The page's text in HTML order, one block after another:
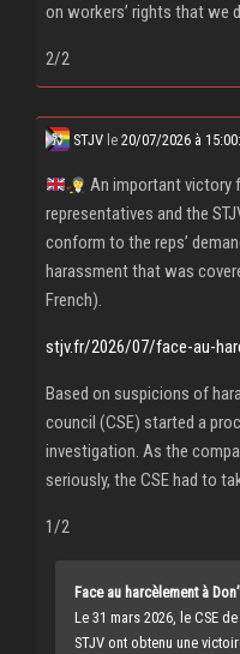
on workers’ rights that we
2/2
STJV le 20/07/2026 à
An important victory
representatives and the
conform to the reps’
harassment that was
French).
stjv.fr/2026/07/face-au-
Based on suspicions of
council (CSE) started a
investigation. As the
seriously, the CSE had to
1/2
Face au harcèlement à
Le 31 mars 2026, le CSE
STJV ont obtenu une